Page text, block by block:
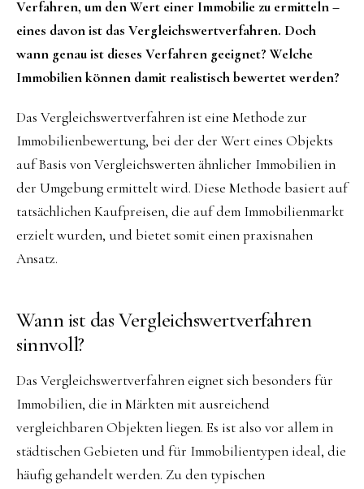
Verfahren, um den Wert einer Immobilie zu ermitteln –
eines davon ist das Vergleichswertverfahren. Doch
wann genau ist dieses Verfahren geeignet? Welche
Immobilien können damit realistisch bewertet werden?
Das Vergleichswertverfahren ist eine Methode zur
Immobilienbewertung, bei der der Wert eines Objekts
auf Basis von Vergleichswerten ähnlicher Immobilien in
der Umgebung ermittelt wird. Diese Methode basiert auf
tatsächlichen Kaufpreisen, die auf dem Immobilienmarkt
erzielt wurden, und bietet somit einen praxisnahen
Ansatz.
Wann ist das Vergleichswertverfahren
sinnvoll?
Das Vergleichswertverfahren eignet sich besonders für
Immobilien, die in Märkten mit ausreichend
vergleichbaren Objekten liegen. Es ist also vor allem in
städtischen Gebieten und für Immobilientypen ideal, die
häufig gehandelt werden. Zu den typischen